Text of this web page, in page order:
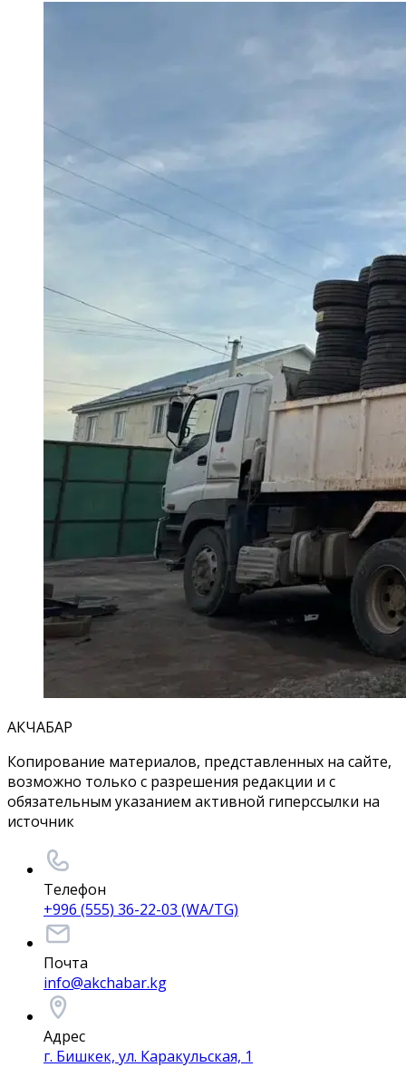
АКЧАБАР
Копирование материалов, представленных на сайте,
возможно только с разрешения редакции и с
обязательным указанием активной гиперссылки на
источник
Телефон
+996 (555) 36-22-03 (WA/TG)
Почта
info@akchabar.kg
Адрес
г. Бишкек, ул. Каракульская, 1